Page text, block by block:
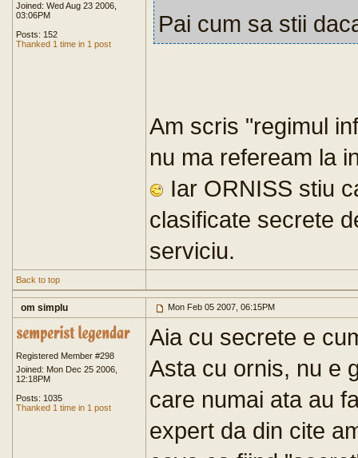
Joined: Wed Aug 23 2006,
03:06PM
Posts: 152
Thanked 1 time in 1 post
Pai cum sa stii
Am scris "regimul
nu ma refeream la
Iar ORNISS stiu
clasificate secrete
serviciu.
Back to top
om simplu Mon Feb 05 2007, 06:15PM
Registered Member #298
Joined: Mon Dec 25 2006,
12:18PM
Posts: 1035
Thanked 1 time in 1 post
Aia cu secrete e
Asta cu ornis, nu e
care numai ata au
expert da din cite